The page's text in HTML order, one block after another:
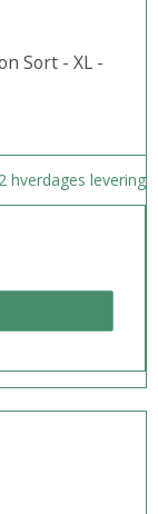
Sort - XL -
hverdages levering